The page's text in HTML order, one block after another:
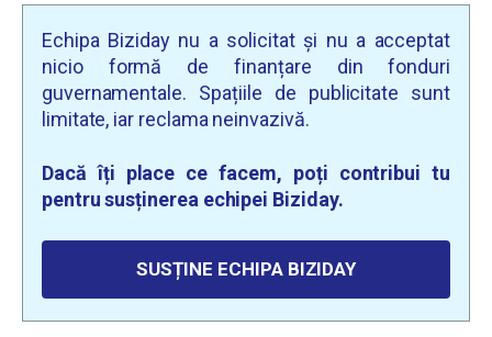
Echipa Biziday nu a solicitat și nu a acceptat
nicio formă de finanțare din fonduri
guvernamentale. Spațiile de publicitate sunt
limitate, iar reclama neinvazivă.
Dacă îți place ce facem, poți contribui tu
pentru susținerea echipei Biziday.
SUSȚINE ECHIPA BIZIDAY